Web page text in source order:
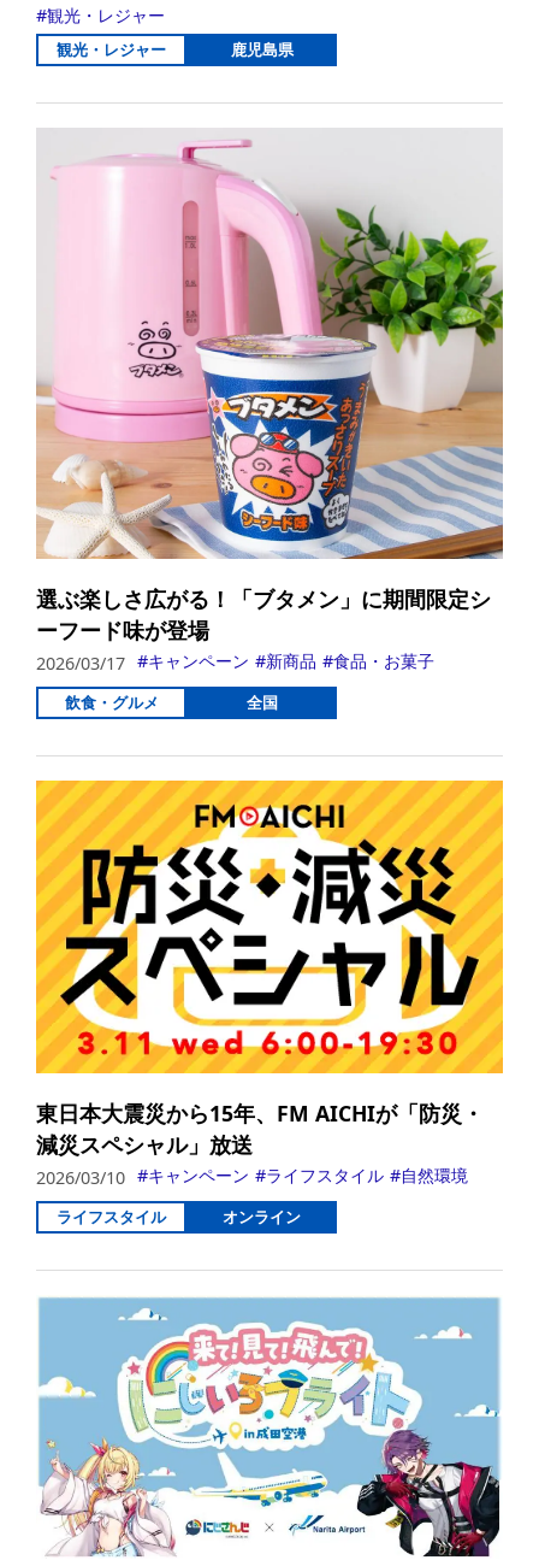
観光・レジャー
観光・レジャー 鹿児島県
選ぶ楽しさ広がる！「ブタメン」に期間限定シ
ーフード味が登場
2026/03/17 キャンペーン 新商品 食品・お菓子
飲食・グルメ 全国
東日本大震災から15年、FM AICHIが「防災・
減災スペシャル」放送
2026/03/10 キャンペーン ライフスタイル 自然環境
ライフスタイル オンライン